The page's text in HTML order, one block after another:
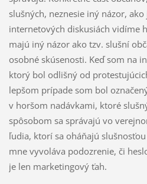
slušných, neznesie iný názor, ako
internetových diskusiách vidíme
majú iný názor ako tzv. slušní
osobné skúsenosti. Keď som na
ktorý bol odlišný od
lepšom prípade som bol
v horšom nadávkami, ktoré
spôsobom sa správajú vo
ľudia, ktorí sa oháňajú
mne vyvoláva podozrenie, či
je len marketingový ťah.